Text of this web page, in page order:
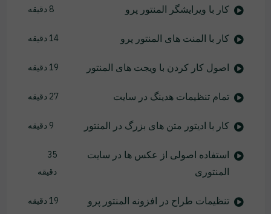
کار با ویرایشگر المنتور پرو 8 دقیقه
کار با المنت های المنتور پرو 14 دقیقه
اصول کار کردن با ویجت های المنتور 19 دقیقه
تمام تنظیمات هدینگ در سایت 27 دقیقه
کار با ادیتور متن های بزرگ در المنتور 9 دقیقه
استفاده اصولی از عکس ها در سایت
المنتوری
35
دقیقه
تنظیمات طراح در افزونه المنتور پرو 19 دقیقه